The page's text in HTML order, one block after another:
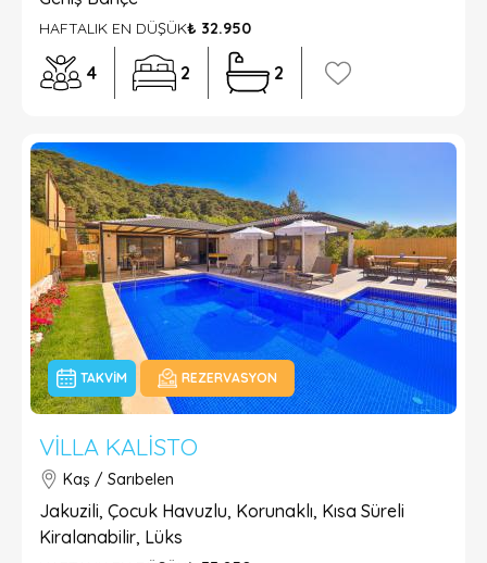
HAFTALIK EN DÜŞÜK₺ 32.950
4 2 2
TAKVIM REZERVASYON
VILLA KALISTO
Kaş / Sarıbelen
Jakuzili, Çocuk Havuzlu, Korunaklı, Kısa Süreli
Kiralanabilir, Lüks